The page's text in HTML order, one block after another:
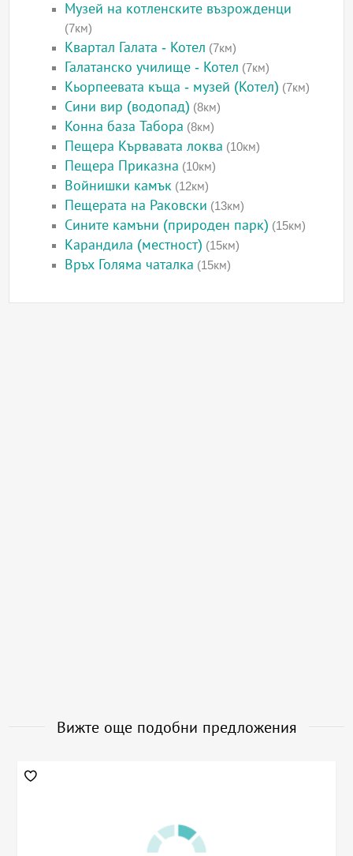
Музей на котленските възрожденци
(7км)
Квартал Галата - Котел (7км)
Галатанско училище - Котел (7км)
Кьорпеевата къща - музей (Котел) (7км)
Сини вир (водопад) (8км)
Конна база Табора (8км)
Пещера Кървавата локва (10км)
Пещера Приказна (10км)
Войнишки камък (12км)
Пещерата на Раковски (13км)
Сините камъни (природен парк) (15км)
Карандила (местност) (15км)
Връх Голяма чаталка (15км)
Вижте още подобни предложения